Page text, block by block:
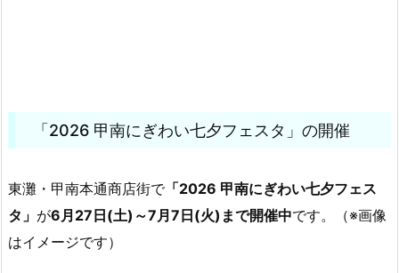
「2026 甲南にぎわい七夕フェスタ」の開催
東灘・甲南本通商店街で「2026 甲南にぎわい七夕フェス
タ」 が6月27日(土)～7月7日(火)まで開催中です。（※画像
はイメージです）